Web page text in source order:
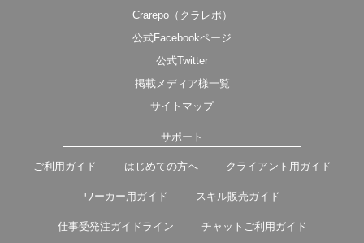
Crarepo（クラレポ）
公式Facebookページ
公式Twitter
掲載メディア様一覧
サイトマップ
サポート
ご利用ガイド はじめての方へ クライアント用ガイド
ワーカー用ガイド スキル販売ガイド
仕事受発注ガイドライン チャットご利用ガイド